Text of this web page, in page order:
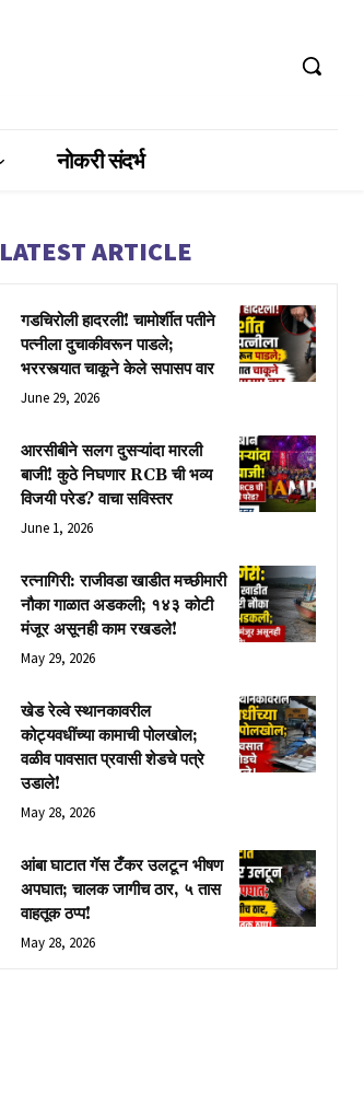
नोकरी संदर्भ
LATEST ARTICLE
गडचिरोली हादरली! चामोर्शीत पतीने
पत्नीला दुचाकीवरून पाडले;
भररस्त्यात चाकूने केले सपासप वार
June 29, 2026
आरसीबीने सलग दुसऱ्यांदा मारली
बाजी! कुठे निघणार RCB ची भव्य
विजयी परेड? वाचा सविस्तर
June 1, 2026
रत्नागिरी: राजीवडा खाडीत मच्छीमारी
नौका गाळात अडकली; १४३ कोटी
मंजूर असूनही काम रखडले!
May 29, 2026
खेड रेल्वे स्थानकावरील
कोट्यवधींच्या कामाची पोलखोल;
वळीव पावसात प्रवासी शेडचे पत्रे
उडाले!
May 28, 2026
आंबा घाटात गॅस टँकर उलटून भीषण
अपघात; चालक जागीच ठार, ५ तास
वाहतूक ठप्प!
May 28, 2026